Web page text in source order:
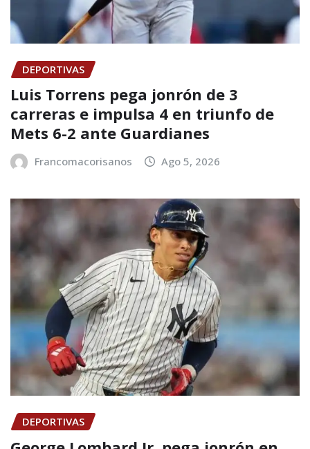
DEPORTIVAS
Luis Torrens pega jonrón de 3
carreras e impulsa 4 en triunfo de
Mets 6-2 ante Guardianes
Francomacorisanos Ago 5, 2026
DEPORTIVAS